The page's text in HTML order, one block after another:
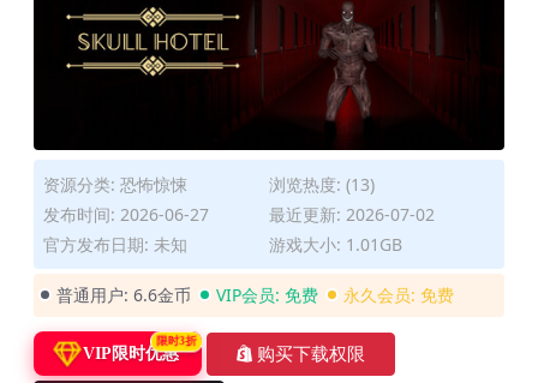
资源分类: 恐怖惊悚
浏览热度: (13)
发布时间: 2026-06-27
最近更新: 2026-07-02
官方发布日期: 未知
游戏大小: 1.01GB
普通用户: 6.6金币 VIP会员: 免费 永久会员: 免费
VIP限时优惠
限时3折
购买下载权限